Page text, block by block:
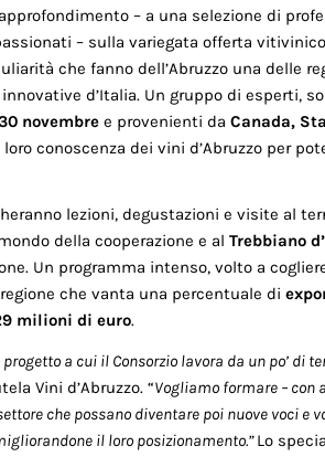
– a una selezione di
– sulla variegata offerta
che fanno dell’Abruzzo una delle
d’Italia. Un gruppo di esperti,
novembre e provenienti da Canada,
conoscenza dei vini d’Abruzzo per
lezioni, degustazioni e visite al
della cooperazione e al Trebbiano
Un programma intenso, volto a
che vanta una percentuale di
milioni di euro.
a cui il Consorzio lavora da un po’ di
Vini d’Abruzzo. “Vogliamo formare – con
che possano diventare poi nuove voci e
il loro posizionamento.”Lo